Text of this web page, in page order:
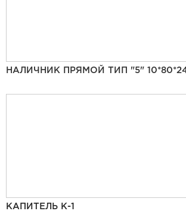
НАЛИЧНИК ПРЯМОЙ ТИП "5"
КАПИТЕЛЬ К-1